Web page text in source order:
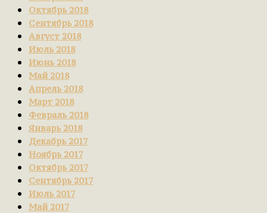
Октябрь 2018
Сентябрь 2018
Август 2018
Июль 2018
Июнь 2018
Май 2018
Апрель 2018
Март 2018
Февраль 2018
Январь 2018
Декабрь 2017
Ноябрь 2017
Октябрь 2017
Сентябрь 2017
Июль 2017
Май 2017